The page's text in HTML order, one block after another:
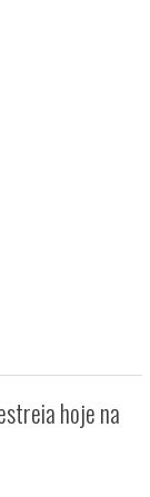
hoje na